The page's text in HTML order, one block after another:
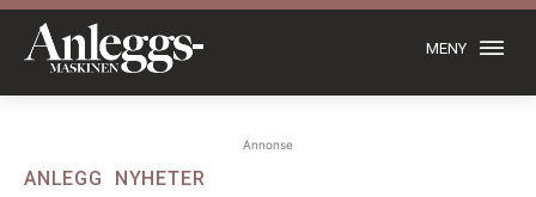
MENY
Annonse
ANLEGG NYHETER